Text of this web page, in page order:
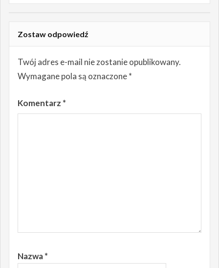
Zostaw odpowiedź
Twój adres e-mail nie zostanie opublikowany.
Wymagane pola są oznaczone*
Komentarz *
Nazwa*